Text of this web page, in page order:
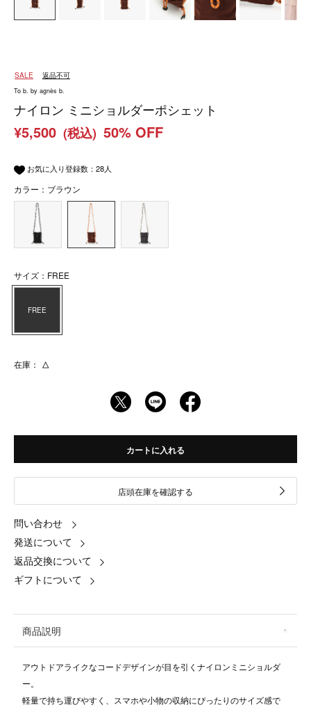
SALE 返品不可
To b. by agnès b.
ナイロン ミニショルダーポシェット
¥5,500 (税込) 50% OFF
お気に入り登録数： 28人
カラー：ブラウン
サイズ：FREE
FREE
在庫： △
カートに入れる
店頭在庫を確認する
問い合わせ
発送について
返品交換について
ギフトについて
商品説明
アウトドアライクなコードデザインが目を引くナイロンミニショルダ
ー。
軽量で持ち運びやすく、スマホや小物の収納にぴったりのサイズ感で